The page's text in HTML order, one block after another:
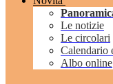
Le notizie
Le circolari
Calendario
Albo online